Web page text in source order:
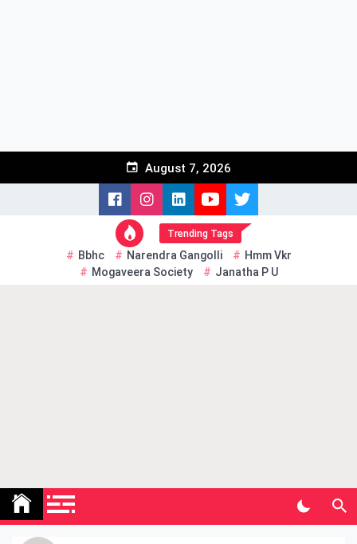
August 7, 2026
Trending Tags
Bbhc Narendra Gangolli
Hmm Vkr
Mogaveera Society
Janatha P U
Kunda Vahini – ಕುಂದ ವಾಹಿನಿ